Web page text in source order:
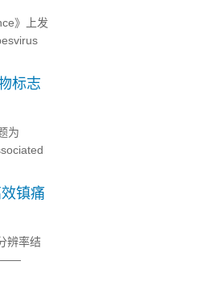
》上发
标志
为
镇痛
辨率结
——